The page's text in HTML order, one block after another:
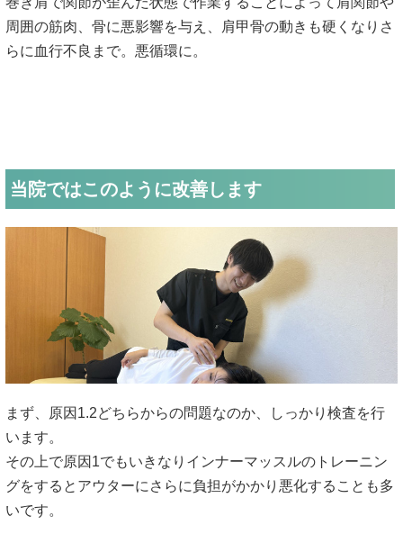
周囲の筋肉、骨に悪影響を与え、肩甲骨の動きも硬くなりさ
らに血行不良まで。悪循環に。
当院ではこのように改善します
まず、原因1.2どちらからの問題なのか、しっかり検査を行
います。
その上で原因1でもいきなりインナーマッスルのトレーニン
グをするとアウターにさらに負担がかかり悪化することも多
いです。